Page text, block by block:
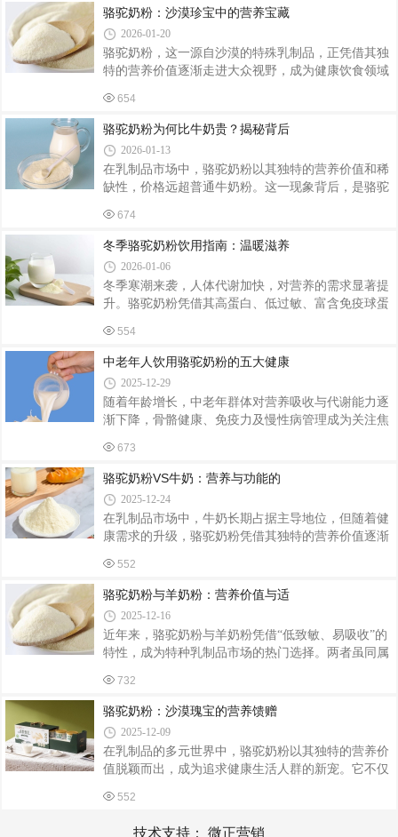
对比分析。一、核心营养素对比：各有侧重蛋白质与
矿物质骆驼奶粉以高蛋白、高矿物质著称，其钙含量
是牛奶的3倍以上，铁含量达牛奶的10倍，且富含
硒、锌等微量元素。例如，每100克骆驼奶粉可提供
约500毫克钙质，适合需要强化骨骼健康的人群。羊
奶粉则以易吸收的蛋白质为优势，其乳清蛋白比例接
骆驼奶粉：沙漠珍宝中的营养宝藏
2026-01-20
骆驼奶粉，这一源自沙漠的特殊乳制品，正凭借其独
特的营养价值逐渐走进大众视野，成为健康饮食领域
近，每100克驼奶粉中约含3.1克蛋白质。而且，骆驼
奶粉的氨基酸组成更全面，更接近人体需求，有助于
肌肉生长和修复，为身体提供必要的能量支持。对于
术后康复者、老年人以及需要补充营养的人群来说，
骆驼奶粉是优质的蛋白质来源。在维生素方面，骆驼
奶粉表现卓越。它富含维生素C，含量是牛奶的3倍左
右。维生素C不仅能增强免疫力，帮助人体抵御病毒
654
骆驼奶粉为何比牛奶贵？揭秘背后
2026-01-13
在乳制品市场中，骆驼奶粉以其独特的营养价值和稀
缺性，价格远超普通牛奶粉。这一现象背后，是骆驼
代的营养优势共同作用的结果。产量稀缺：每一滴都
是“沙漠黄金”骆驼的产奶量仅为奶牛的1/10至1/20。
一头成年奶牛日均产奶量可达20-30公斤，而骆驼每
天仅能产出1-2公斤奶，且仅在哺乳期（产后6-10个
月）分泌乳汁，且需幼驼吸吮刺激才会产奶。这
种“按需供应”的生理特性，导致骆驼奶的年产量极
低。以新疆为例，一头骆驼的年产奶量仅300-500公
674
冬季骆驼奶粉饮用指南：温暖滋养
2026-01-06
冬季寒潮来袭，人体代谢加快，对营养的需求显著提
升。骆驼奶粉凭借其高蛋白、低过敏、富含免疫球蛋
用以最大化其营养价值？本文从饮用时间、冲泡技巧
到搭配禁忌，为您提供一份冬季骆驼奶粉饮用全攻
略。一、冬季饮用骆驼奶粉的三大核心益处增强免疫
力：骆驼奶中免疫球蛋白含量是牛奶的5倍，且富含
溶菌酶、乳铁蛋白等活性成分，能有效抵御冬季流感
病毒侵袭。温和暖胃：其脂肪球直径仅为牛奶的1/3，
更易消化吸收，搭配温热冲泡方式，可缓解胃寒、腹
554
中老年人饮用骆驼奶粉的五大健康
2025-12-29
随着年龄增长，中老年群体对营养吸收与代谢能力逐
渐下降，骨骼健康、免疫力及慢性病管理成为关注焦
日常保健的优质选择。以下从科学角度解析其核心健
康价值。一、精准补钙，筑牢骨骼健康防线骆驼奶粉
钙含量高达1200mg/100g，远超普通牛奶，且钙磷比
例接近人体需求，吸收率较牛奶提升20%。其含有的
维生素D3可促进肠道钙吸收，形成钙-维生素D协同效
应。临床数据显示，每日饮用50g骆驼奶粉的中老年
人，骨密度检测T值平均提升0.3，骨质疏松性骨折风
673
骆驼奶粉VS牛奶：营养与功能的
2025-12-24
在乳制品市场中，牛奶长期占据主导地位，但随着健
康需求的升级，骆驼奶粉凭借其独特的营养价值逐渐
群三个维度，对比分析骆驼奶粉与牛奶的差异，为消
费者提供科学选择依据。营养成分：骆驼奶粉的“稀
缺性优势”骆驼奶粉的核心优势在于其独特的营养组
成。首先，蛋白质含量上，骆驼奶的蛋白质含量（约
3.5%-4.5%）略高于牛奶（3%-3.5%），且其蛋白质
结构更接近母乳，含18种氨基酸，其中8种为人体必
需氨基酸，比例更合理。其次，维生素与矿物质方
552
骆驼奶粉与羊奶粉：营养价值与适
2025-12-16
近年来，骆驼奶粉与羊奶粉凭借“低致敏、易吸收”的
特性，成为特种乳制品市场的热门选择。两者虽同属
上存在显著差异，消费者需根据自身需求科学选择。
一、营养成分：功能定位各有侧重骆驼奶粉以“免疫
强化”为核心优势。其维生素C含量是牛奶的3倍，铁
含量达牛奶的10倍，且富含乳铁蛋白、溶菌酶等活性
成分，可增强人体抗感染能力。例如，每100克骆驼
奶粉含维生素C约30毫克，而羊奶粉仅约4毫克。此
外，骆驼奶粉中的不饱和脂肪酸占比达20%-30%，对
732
骆驼奶粉：沙漠瑰宝的营养馈赠
2025-12-09
在乳制品的多元世界中，骆驼奶粉以其独特的营养价
值脱颖而出，成为追求健康生活人群的新宠。它不仅
分，为人体健康提供全方位支持。骆驼奶粉的蛋白质
含量丰富，且氨基酸组成更全面。其蛋白质含量与牛
552
技术支持： 微正营销